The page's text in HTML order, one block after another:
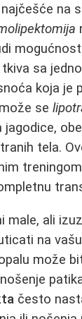
na
sa
koja je
se
jagodice,
tela.
male, ali
na
može
često